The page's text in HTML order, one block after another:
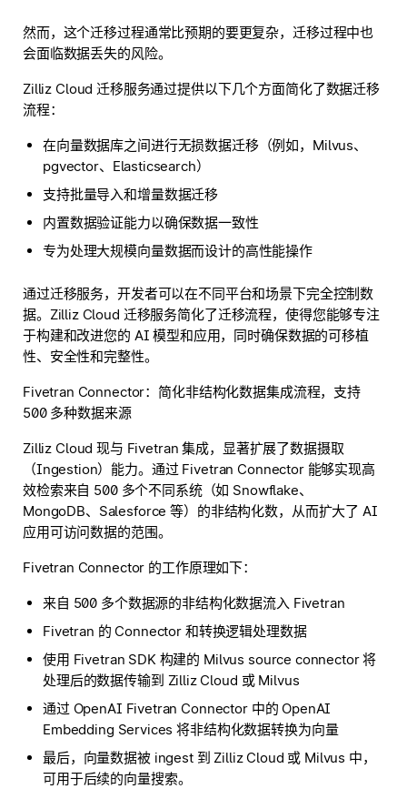
然而，这个迁移过程通常比预期的要更复杂，迁移过程中也
会面临数据丢失的风险。
Zilliz Cloud 迁移服务通过提供以下几个方面简化了数据迁移
流程：
在向量数据库之间进行无损数据迁移（例如，Milvus、
pgvector、Elasticsearch）
支持批量导入和增量数据迁移
内置数据验证能力以确保数据一致性
专为处理大规模向量数据而设计的高性能操作
通过迁移服务，开发者可以在不同平台和场景下完全控制数
据。Zilliz Cloud 迁移服务简化了迁移流程，使得您能够专注
于构建和改进您的 AI 模型和应用，同时确保数据的可移植
性、安全性和完整性。
Fivetran Connector：简化非结构化数据集成流程，支持
500 多种数据来源
Zilliz Cloud 现与 Fivetran 集成，显著扩展了数据摄取
（Ingestion）能力。通过 Fivetran Connector 能够实现高
效检索来自 500 多个不同系统（如 Snowflake、
MongoDB、Salesforce 等）的非结构化数，从而扩大了 AI
应用可访问数据的范围。
Fivetran Connector 的工作原理如下：
来自 500 多个数据源的非结构化数据流入 Fivetran
Fivetran 的 Connector 和转换逻辑处理数据
使用 Fivetran SDK 构建的 Milvus source connector 将
处理后的数据传输到 Zilliz Cloud 或 Milvus
通过 OpenAI Fivetran Connector 中的 OpenAI
Embedding Services 将非结构化数据转换为向量
最后，向量数据被 ingest 到 Zilliz Cloud 或 Milvus 中，
可用于后续的向量搜索。